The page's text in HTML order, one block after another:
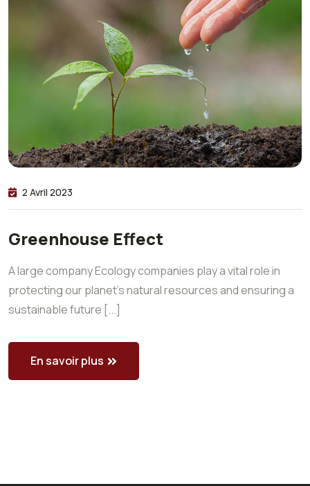
2 Avril 2023
Greenhouse Effect
A large company Ecology companies play a vital role in
protecting our planet’s natural resources and ensuring a
sustainable future [...]
En savoir plus